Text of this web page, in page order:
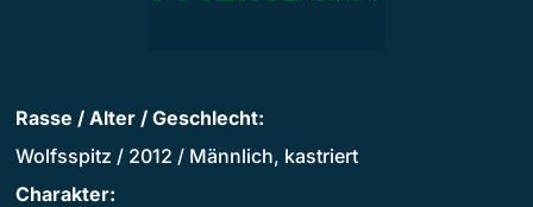
Rasse / Alter / Geschlecht:
Wolfsspitz / 2012 / Männlich, kastriert
Charakter: